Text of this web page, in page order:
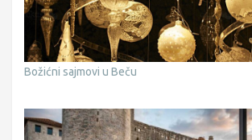
Božićni sajmovi u Beču